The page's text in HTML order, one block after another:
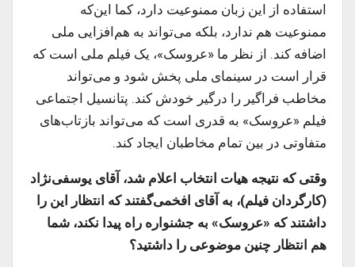
استفاده از این زبان ممنوعیت دارد، کما این‌که
ممنوعیت هم ندارد، بلکه می‌تواند به هم‌افزایی ملی
اضافه کند. از نظر ما «عروسک»، یک فیلم ملی است که
قرار است در سینمای ملی پخش شود و می‌تواند
مخاطب فراگیر را درگیر خودش کند. پتانسیل اجتماعی
فیلم «عروسک» به قدری است که می‌تواند بازتاب‌های
متفاوتی در بین تمام مخاطبان ایجاد کند.
وقتی که نتیجه هیات انتخاب اعلام شد، آقای یوسفی‌نژاد
(کارگردان فیلم)، به آقای افخمی‌گفتند که انتظار این را
داشتند که «عروسک» به جشنواره راه پیدا نکند، شما
هم انتظار چنین موضوعی را داشتید؟